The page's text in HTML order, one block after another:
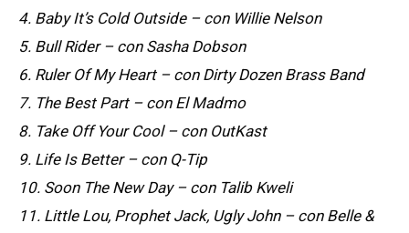
4. Baby It’s Cold Outside – con Willie Nelson
5. Bull Rider – con Sasha Dobson
6. Ruler Of My Heart – con Dirty Dozen Brass Band
7. The Best Part – con El Madmo
8. Take Off Your Cool – con OutKast
9. Life Is Better – con Q-Tip
10. Soon The New Day – con Talib Kweli
11. Little Lou, Prophet Jack, Ugly John – con Belle &